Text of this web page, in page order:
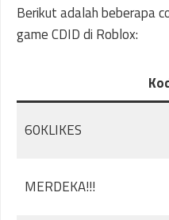
Berikut adalah beberapa
game CDID di Roblox:
60KLIKES
MERDEKA!!!